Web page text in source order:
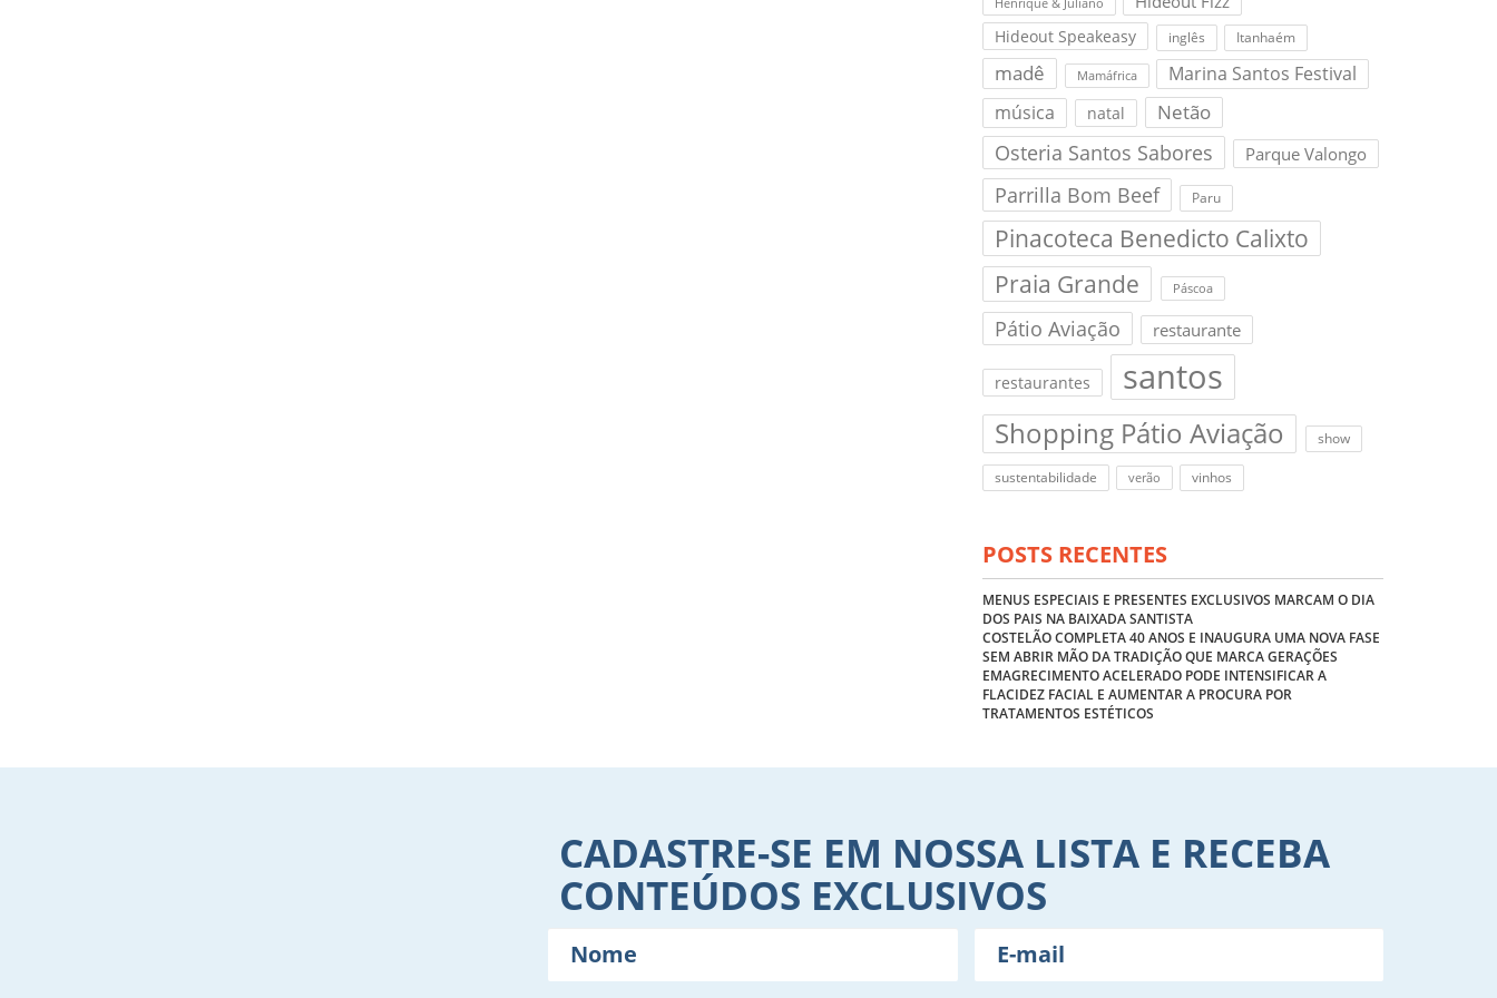
Hideout Speakeasy inglês Itanhaém
madê Mamáfrica
Marina Santos Festival
música
natal Netão
Osteria Santos Sabores Parque Valongo
Parrilla Bom Beef Paru
Pinacoteca Benedicto Calixto
Praia Grande
Páscoa
Pátio Aviação restaurante
restaurantes santos
Shopping Pátio Aviação show
sustentabilidade verão vinhos
POSTS RECENTES
MENUS ESPECIAIS E PRESENTES EXCLUSIVOS MARCAM O DIA
DOS PAIS NA BAIXADA SANTISTA
COSTELÃO COMPLETA 40 ANOS E INAUGURA UMA NOVA FASE
SEM ABRIR MÃO DA TRADIÇÃO QUE MARCA GERAÇÕES
EMAGRECIMENTO ACELERADO PODE INTENSIFICAR A
FLACIDEZ FACIAL E AUMENTAR A PROCURA POR
TRATAMENTOS ESTÉTICOS
CADASTRE-SE EM NOSSA LISTA E RECEBA
CONTEÚDOS EXCLUSIVOS